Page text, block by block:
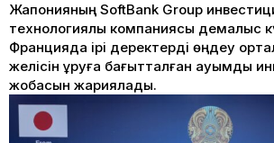
Жапонияның SoftBank Group
технологиялық компаниясы демалыс
Францияда ірі деректерді өңдеу
желісін құруға бағытталған ауқымды
жобасын жариялады.